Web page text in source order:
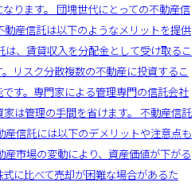
ります。 団塊世代にとっての不動産信
産信託は以下のようなメリットを提供
は、賃貸収入を分配金として受け取るこ
リスク分散複数の不動産に投資するこ
す。専門家による管理専門の信託会社
は管理の手間を省けます。 不動産信託
信託には以下のデメリットや注意点も
市場の変動により、資産価値が下がる
に比べて売却が困難な場合があるた